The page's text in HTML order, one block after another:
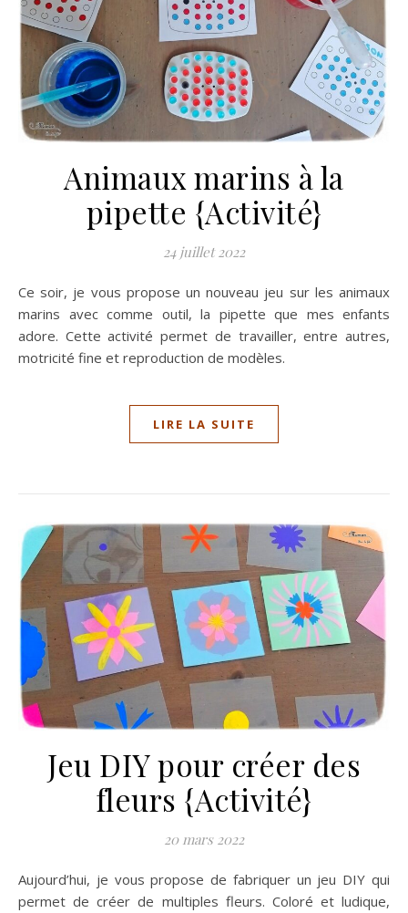
Animaux marins à la
pipette {Activité}
24 juillet 2022
Ce soir, je vous propose un nouveau jeu sur les animaux
marins avec comme outil, la pipette que mes enfants
adore. Cette activité permet de travailler, entre autres,
motricité fine et reproduction de modèles.
LIRE LA SUITE
Jeu DIY pour créer des
fleurs {Activité}
20 mars 2022
Aujourd’hui, je vous propose de fabriquer un jeu DIY qui
permet de créer de multiples fleurs. Coloré et ludique,